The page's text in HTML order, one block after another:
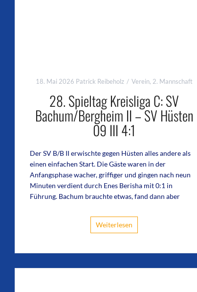
18. Mai 2026 Patrick Reibeholz Verein, 2. Mannschaft
28. Spieltag Kreisliga C: SV
Bachum/Bergheim II – SV Hüsten
09 III 4:1
Der SV B/B II erwischte gegen Hüsten alles andere als
einen einfachen Start. Die Gäste waren in der
Anfangsphase wacher, griffiger und gingen nach neun
Minuten verdient durch Enes Berisha mit 0:1 in
Führung. Bachum brauchte etwas, fand dann aber
Weiterlesen